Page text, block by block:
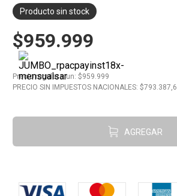
Producto sin stock
$959.999
Precio regularxun: $959.999
PRECIO SIN IMPUESTOS NACIONALES: $793.387,6
AGREGAR
Juguetes
. Carne